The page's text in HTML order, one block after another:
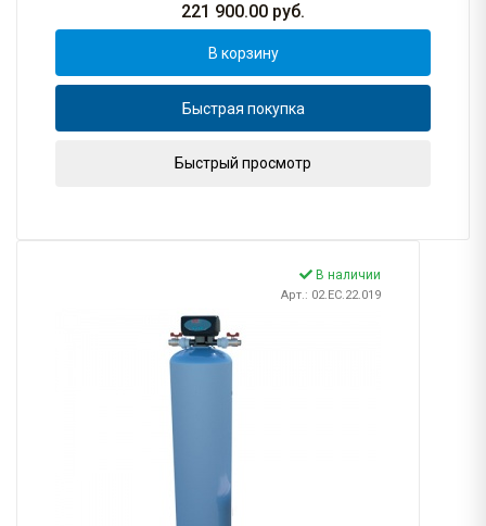
221 900.00 руб.
В корзину
Быстрая покупка
Быстрый просмотр
В наличии
Арт.: 02.EC.22.019